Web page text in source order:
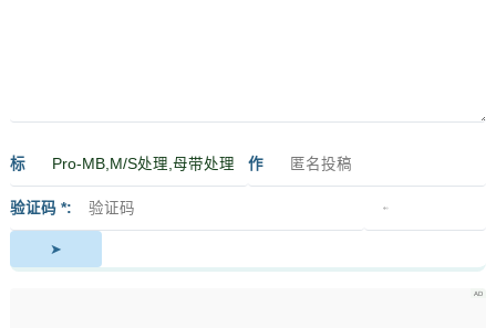
标
签
作
验证码 *